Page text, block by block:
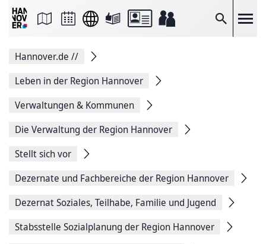
Suche
Seite
Facebook
teilen
Seitenlink
Seite
Hannover.de //
Leben in der Region Hannover
Verwaltungen & Kommunen
Die Verwaltung der Region Hannover
Stellt sich vor
Dezernate und Fachbereiche der Region Hannover
Dezernat Soziales, Teilhabe, Familie und Jugend
Stabsstelle Sozialplanung der Region Hannover